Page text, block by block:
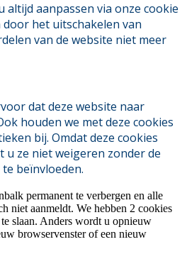
altijd aanpassen via onze cookie
het uitschakelen van
van de website niet meer
dat deze website naar
houden we met deze cookies
bij. Omdat deze cookies
ze niet weigeren zonder de
beïnvloeden.
permanent te verbergen en alle
niet aanmeldt. We hebben 2 cookies
slaan. Anders wordt u opnieuw
browservenster of een nieuw